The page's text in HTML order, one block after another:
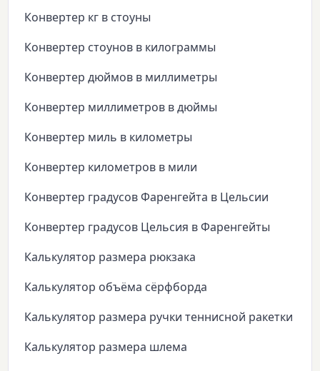
Конвертер кг в стоуны
Конвертер стоунов в килограммы
Конвертер дюймов в миллиметры
Конвертер миллиметров в дюймы
Конвертер миль в километры
Конвертер километров в мили
Конвертер градусов Фаренгейта в Цельсии
Конвертер градусов Цельсия в Фаренгейты
Калькулятор размера рюкзака
Калькулятор объёма сёрфборда
Калькулятор размера ручки теннисной ракетки
Калькулятор размера шлема